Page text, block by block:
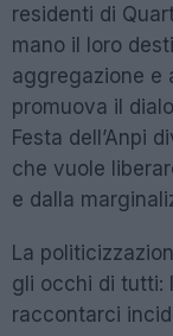
residenti di
mano il loro
aggregazione e
promuova il
Festa dell’Anpi
che vuole
e dalla
La
gli occhi di tutti:
raccontarci